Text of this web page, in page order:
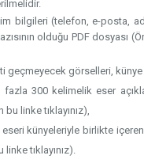
bilgileri (telefon, e-posta,
olduğu PDF dosyası
geçmeyecek görselleri,
300 kelimelik eser
bu linketıklayınız),
künyeleriyle birlikte
linketıklayınız).